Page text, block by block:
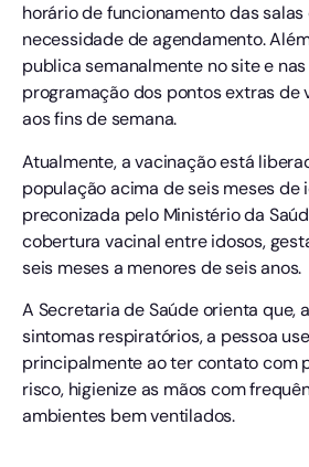
horário de funcionamento das salas
necessidade de agendamento.
publica semanalmente no site e
programação dos pontos extras de
aos fins de semana.
Atualmente, a vacinação está
população acima de seis meses de
preconizada pelo Ministério da
cobertura vacinal entre idosos,
seis meses a menores de seis anos.
A Secretaria de Saúde orienta que,
sintomas respiratórios, a pessoa
principalmente ao ter contato com
risco, higienize as mãos com
ambientes bem ventilados.